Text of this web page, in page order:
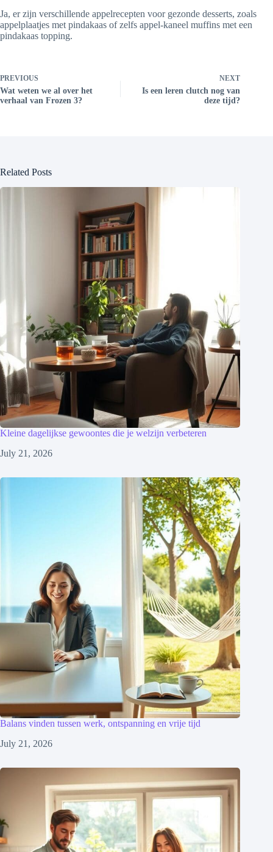
Ja, er zijn verschillende appelrecepten voor gezonde desserts, zoals
appelplaatjes met pindakaas of zelfs appel-kaneel muffins met een
pindakaas topping.
PREVIOUS
Wat weten we al over het
verhaal van Frozen 3?
NEXT
Is een leren clutch nog van
deze tijd?
Related Posts
Kleine dagelijkse gewoontes die je welzijn verbeteren
July 21, 2026
Balans vinden tussen werk, ontspanning en vrije tijd
July 21, 2026